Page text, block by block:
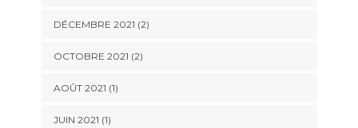
DÉCEMBRE 2021 (2)
OCTOBRE 2021 (2)
AOÛT 2021 (1)
JUIN 2021 (1)